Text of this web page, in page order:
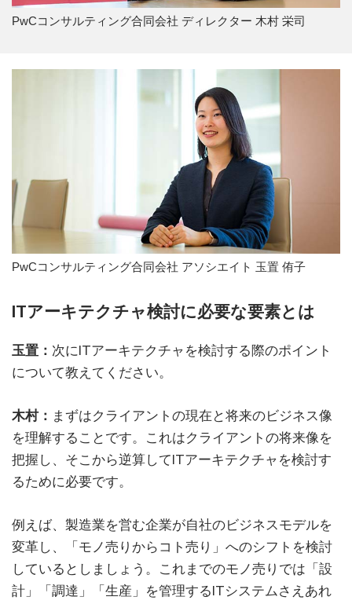
PwCコンサルティング合同会社 ディレクター 木村 栄司
ITアーキテクチャ検討に必要な要素とは
玉置： 次にITアーキテクチャを検討する際のポイント
について教えてください。
木村： まずはクライアントの現在と将来のビジネス像
を理解することです。これはクライアントの将来像を
把握し、そこから逆算してITアーキテクチャを検討す
るために必要です。
例えば、製造業を営む企業が自社のビジネスモデルを
変革し、「モノ売りからコト売り」へのシフトを検討
しているとしましょう。これまでのモノ売りでは「設
計」「調達」「生産」を管理するITシステムさえあれ
PwCコンサルティング合同会社 アソシエイト 玉置 侑子